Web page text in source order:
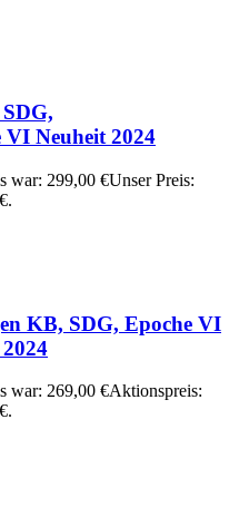
VI Neuheit 2024
war: 299,00 €Unser Preis:
KB, SDG, Epoche VI
war: 269,00 €Aktionspreis: